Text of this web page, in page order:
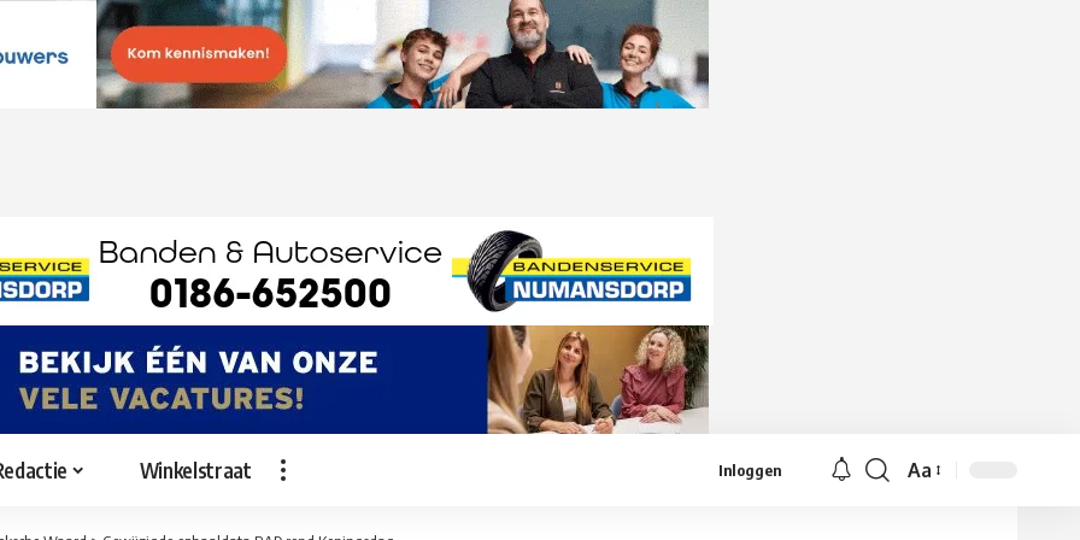
Winkelstraat Inloggen
Lettergrootte
Aa